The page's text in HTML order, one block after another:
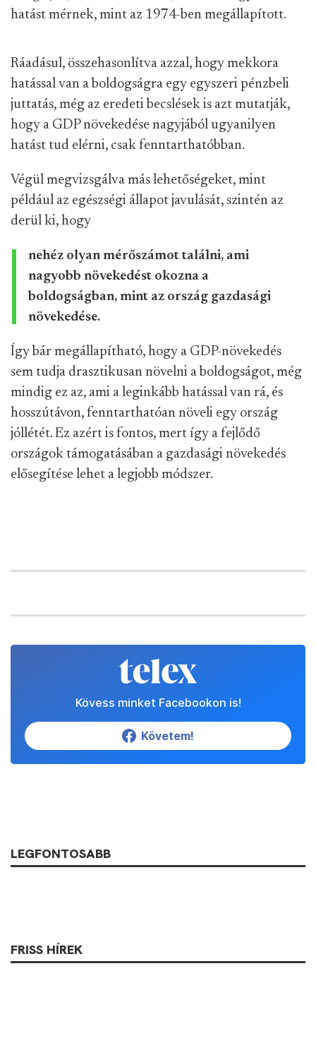
hatást mérnek, mint az 1974-ben megállapított.
Ráadásul, összehasonlítva azzal, hogy mekkora
hatással van a boldogságra egy egyszeri pénzbeli
juttatás, még az eredeti becslések is azt mutatják,
hogy a GDP növekedése nagyjából ugyanilyen
hatást tud elérni, csak fenntarthatóbban.
Végül megvizsgálva más lehetőségeket, mint
például az egészségi állapot javulását, szintén az
derül ki, hogy
nehéz olyan mérőszámot találni, ami
nagyobb növekedést okozna a
boldogságban, mint az ország gazdasági
növekedése.
Így bár megállapítható, hogy a GDP-növekedés
sem tudja drasztikusan növelni a boldogságot, még
mindig ez az, ami a leginkább hatással van rá, és
hosszútávon, fenntarthatóan növeli egy ország
jóllétét. Ez azért is fontos, mert így a fejlődő
országok támogatásában a gazdasági növekedés
elősegítése lehet a legjobb módszer.
Kövess minket Facebookon is!
Követem!
LEGFONTOSABB
FRISS HÍREK